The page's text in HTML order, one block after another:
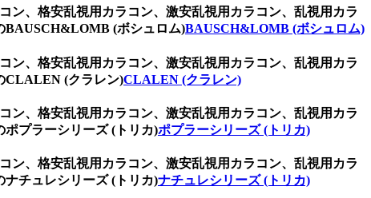
ン、格安乱視用カラコン、激安乱視用カラコン、乱視用カラ
BAUSCH&LOMB (ボシュロム)BAUSCH&LOMB (ボシュロム)
ン、格安乱視用カラコン、激安乱視用カラコン、乱視用カラ
CLALEN (クラレン)CLALEN (クラレン)
ン、格安乱視用カラコン、激安乱視用カラコン、乱視用カラ
プラーシリーズ (トリカ)ポプラーシリーズ (トリカ)
ン、格安乱視用カラコン、激安乱視用カラコン、乱視用カラ
チュレシリーズ (トリカ)ナチュレシリーズ (トリカ)